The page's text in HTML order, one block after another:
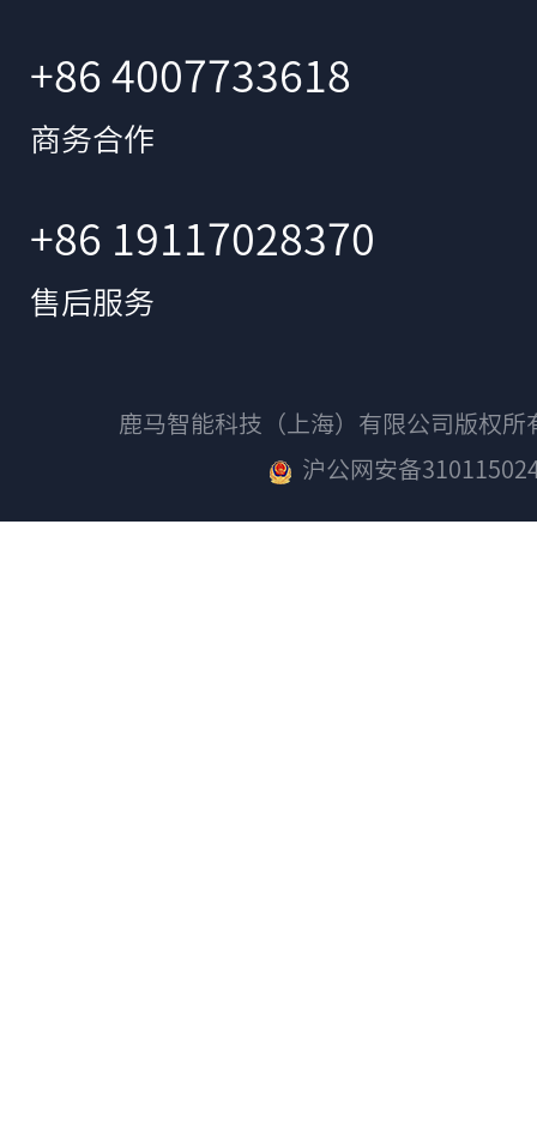
+86 4007733618
商务合作
+86 19117028370
售后服务
鹿马智能科技（上海）有限公司版权
沪公网安备